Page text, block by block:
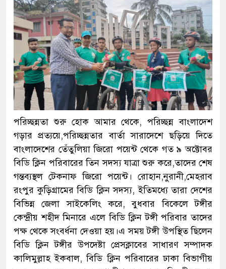
পরিচ্ছন্নতা শুরু হোক আমার থেকে, পরিচ্ছন্ন বাংলাদেশ
গড়ার প্রত্যয়ে,পরিচ্ছন্নতার বার্তা সারাদেশে ছড়িয়ে দিতে
বাংলাদেশের তেঁতুলিয়া জিরো পয়েন্ট থেকে গত ৯ অক্টোবর
বিডি ক্লিন পরিবারের তিন সদস্য যাত্রা শুরু করে,তাদের শেষ
গন্তব্যস্থল টেকনাফ জিরো পয়েন্ট। রোহান,নুরানী,মেহরাব
রংপুর কুড়িগ্রামের বিডি ক্লিন সদস্য, ইতিমধ্যে তারা দেশের
বিভিন্ন জেলা সাইকেলিং করে, বুধবার বিকেলে টঙ্গীর
কেন্দ্রীয় শহীদ মিনারে এলে বিডি ক্লিন টঙ্গী পরিবার তাদের
পক্ষ থেকে সংবর্ধনা দেওয়া হয়।এ সময় টঙ্গী উপস্থিত ছিলেন
বিডি ক্লিন টঙ্গীর উপদেষ্টা প্রেসক্লাবের সাধারণ সম্পাদক
কালিমুল্লাহ ইকবাল, বিডি ক্লিন পরিবারের ঢাকা বিভাগীয়